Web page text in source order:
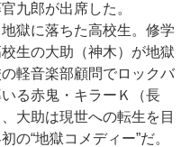
九郎が出席した。
獄に落ちた高校生。修学
生の大助（神木）が地獄
軽音楽部顧問でロックバ
る赤鬼・キラーＫ（長
大助は現世への転生を目
“地獄コメディー”だ。